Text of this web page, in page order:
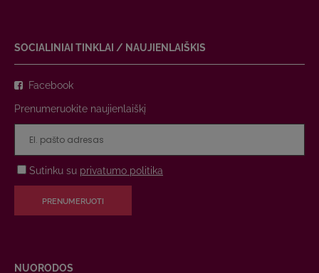
SOCIALINIAI TINKLAI / NAUJIENLAIŠKIS
Facebook
Prenumeruokite naujienlaiškį
Sutinku su privatumo politika
PRENUMERUOTI
NUORODOS